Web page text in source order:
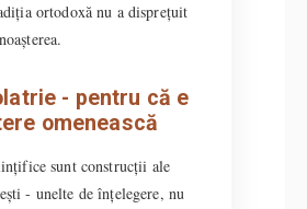
ortodoxă nu a disprețuit
- pentru că e
omenească
sunt construcții ale
- unelte de înțelegere, nu